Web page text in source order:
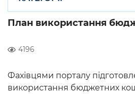
План використання
4196
Фахівцями порталу
використання бюджетних